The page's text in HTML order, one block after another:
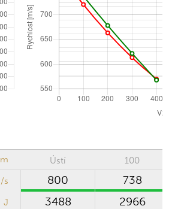
°
PODMÍNKY Obnovit na ICAO
hPa (mbar)
°C
m Ústí 100
s 800
738
J 3488 2966